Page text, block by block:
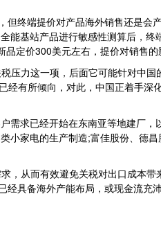
端提价对产品海外销售还是会
能基站产品进行敏感性测算后，
定价300美元左右，提价对销售的
力这一项，后面它可能针对中
经有所倾向，对此，中国正着手
求已经开始在东南亚等地建厂，
小家电的生产制造;富佳股份、德
从而有效避免关税对出口成本
具备海外产能布局，或现金流充